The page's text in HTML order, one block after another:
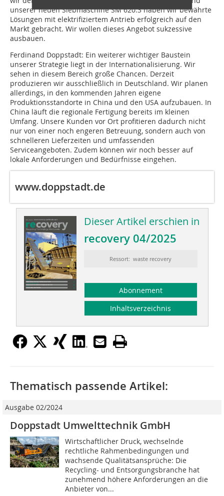
unserer neuen Siebmaschine SM 620.3 haben wir bewährte
Lösungen mit elektrifiziertem Antrieb erfolgreich auf den
Markt gebracht. Wir wollen dieses Angebot sukzessive
ausbauen.
Ferdinand Doppstadt: Ein weiterer wichtiger Baustein
unserer Strategie liegt in der Internationalisierung. Wir
sehen in diesem Bereich große Chancen. Derzeit
produzieren wir ausschließlich in Deutschland. Wir planen
allerdings, in den kommenden Jahren eigene
Produktionsstandorte in China und den USA aufzubauen. In
China läuft die regionale Fertigung bereits im kleinen
Umfang. Unsere Kunden vor Ort profitieren dadurch nicht
nur von einer noch engeren Betreuung, sondern auch von
schnelleren Lieferzeiten und umfassenden
Serviceangeboten. Zudem können wir noch besser auf
lokale Anforderungen und Bedürfnisse eingehen.
www.doppstadt.de
Dieser Artikel erschien in
recovery 04/2025
Ressort: waste recovery
Abonnement
Inhaltsverzeichnis
Thematisch passende Artikel:
Ausgabe 02/2024
Doppstadt Umwelttechnik GmbH
Wirtschaftlicher Druck, wechselnde
rechtliche Rahmenbedingungen und
wachsende Qualitätsansprüche: Die
Recycling- und Entsorgungsbranche hat
zunehmend höhere Anforderungen an die
Anbieter von...